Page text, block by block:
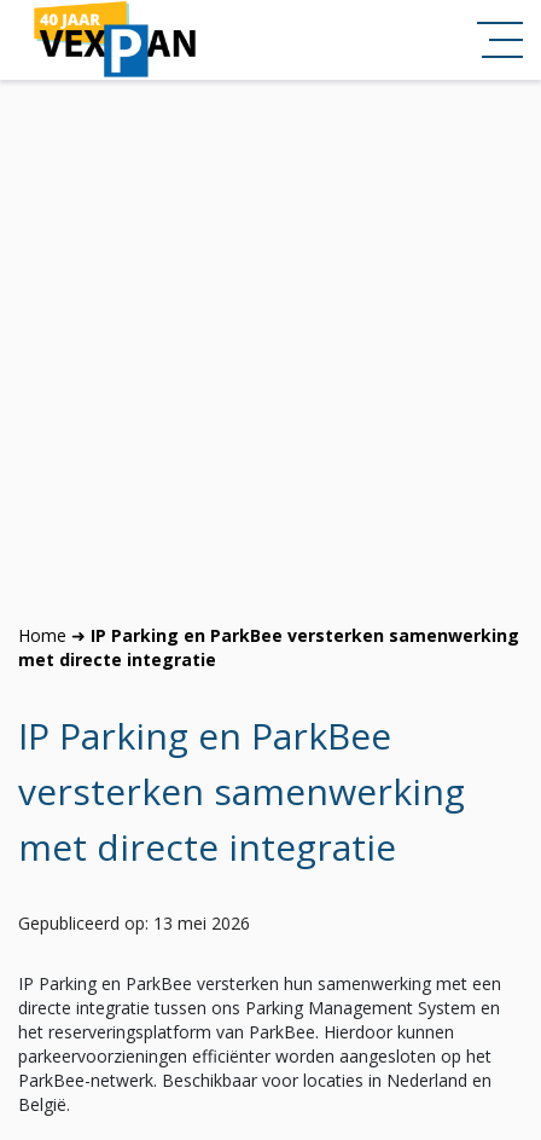
Home ➜ IP Parking en ParkBee versterken samenwerking
met directe integratie
IP Parking en ParkBee
versterken samenwerking
met directe integratie
Gepubliceerd op: 13 mei 2026
IP Parking en ParkBee versterken hun samenwerking met een
directe integratie tussen ons Parking Management System en
het reserveringsplatform van ParkBee. Hierdoor kunnen
parkeervoorzieningen efficiënter worden aangesloten op het
ParkBee-netwerk. Beschikbaar voor locaties in Nederland en
België.